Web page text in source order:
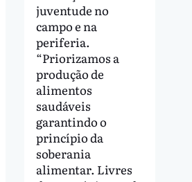
juventude no
campo e na
periferia.
“Priorizamos a
produção de
alimentos
saudáveis
garantindo o
princípio da
soberania
alimentar. Livres